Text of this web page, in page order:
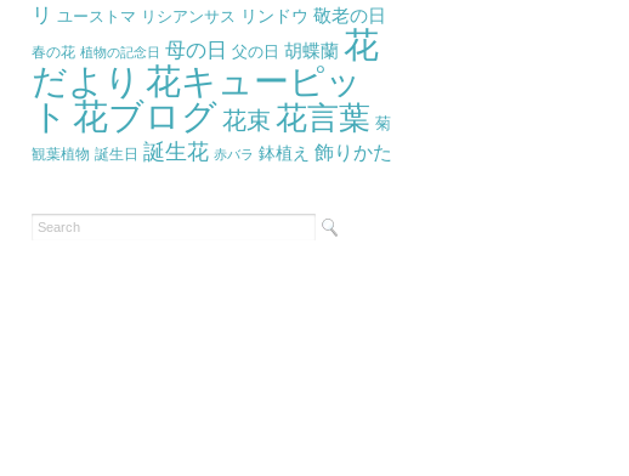
リ ユーストマ リシアンサス リンドウ 敬老の日
春の花 植物の記念日 母の日 父の日 胡蝶蘭 花
だより 花キューピッ
ト 花ブログ 花束 花言葉 菊
観葉植物 誕生日 誕生花 赤バラ 鉢植え 飾りかた